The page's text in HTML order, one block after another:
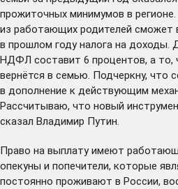
прожиточных минимумов в
из работающих родителей сможет
в прошлом году налога на доходы.
НДФЛ составит 6 процентов, а то,
вернётся в семью. Подчеркну, что
в дополнение к действующим
Рассчитываю, что новый
сказал Владимир Путин.
Право на выплату имеют
опекуны и попечители, которые
постоянно проживают в России,